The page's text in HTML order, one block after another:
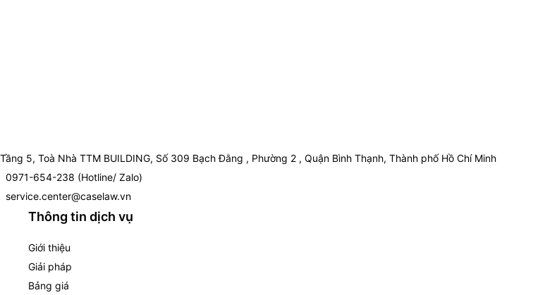
Tầng 5, Toà Nhà TTM BUILDING, Số 309 Bạch Đằng , Phường 2 , Quận Bình Thạnh, Thành phố Hồ Chí Minh
0971-654-238 (Hotline/ Zalo)
service.center@caselaw.vn
Thông tin dịch vụ
Giới thiệu
Giải pháp
Bảng giá